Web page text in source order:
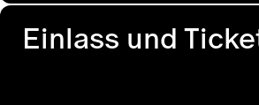
Einlass und